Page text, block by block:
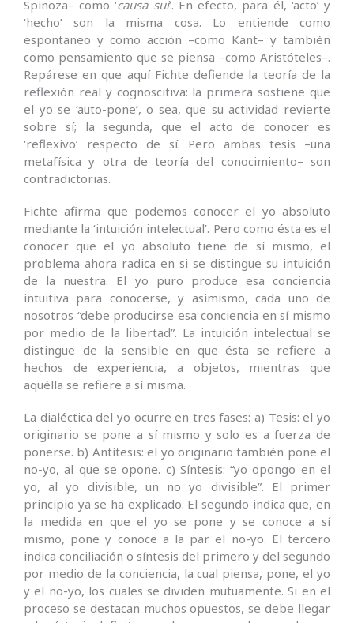
Spinoza– como ‘causa sui’. En efecto, para él, ‘acto’ y
‘hecho’ son la misma cosa. Lo entiende como
espontaneo y como acción –como Kant– y también
como pensamiento que se piensa –como Aristóteles–.
Repárese en que aquí Fichte defiende la teoría de la
reflexión real y cognoscitiva: la primera sostiene que
el yo se ‘auto-pone’, o sea, que su actividad revierte
sobre sí; la segunda, que el acto de conocer es
‘reflexivo’ respecto de sí. Pero ambas tesis –una
metafísica y otra de teoría del conocimiento– son
contradictorias.
Fichte afirma que podemos conocer el yo absoluto
mediante la ‘intuición intelectual’. Pero como ésta es el
conocer que el yo absoluto tiene de sí mismo, el
problema ahora radica en si se distingue su intuición
de la nuestra. El yo puro produce esa conciencia
intuitiva para conocerse, y asimismo, cada uno de
nosotros “debe producirse esa conciencia en sí mismo
por medio de la libertad”. La intuición intelectual se
distingue de la sensible en que ésta se refiere a
hechos de experiencia, a objetos, mientras que
aquélla se refiere a sí misma.
La dialéctica del yo ocurre en tres fases: a) Tesis: el yo
originario se pone a sí mismo y solo es a fuerza de
ponerse. b) Antítesis: el yo originario también pone el
no-yo, al que se opone. c) Síntesis: “yo opongo en el
yo, al yo divisible, un no yo divisible”. El primer
principio ya se ha explicado. El segundo indica que, en
la medida en que el yo se pone y se conoce a sí
mismo, pone y conoce a la par el no-yo. El tercero
indica conciliación o síntesis del primero y del segundo
por medio de la conciencia, la cual piensa, pone, el yo
y el no-yo, los cuales se dividen mutuamente. Si en el
proceso se destacan muchos opuestos, se debe llegar